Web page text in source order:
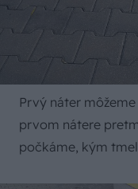
Prvý náter
prvom nátere
počkáme, kým